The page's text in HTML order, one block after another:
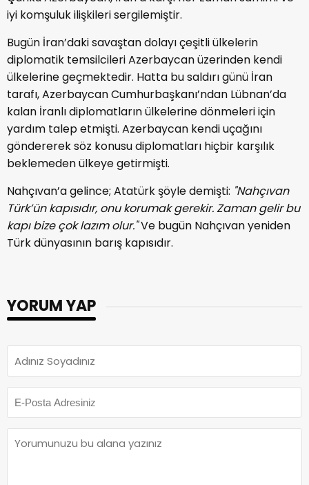
iyi komşuluk ilişkileri sergilemiştir.
Bugün İran’daki savaştan dolayı çeşitli ülkelerin
diplomatik temsilcileri Azerbaycan üzerinden kendi
ülkelerine geçmektedir. Hatta bu saldırı günü İran
tarafı, Azerbaycan Cumhurbaşkanı’ndan Lübnan’da
kalan İranlı diplomatların ülkelerine dönmeleri için
yardım talep etmişti. Azerbaycan kendi uçağını
göndererek söz konusu diplomatları hiçbir karşılık
beklemeden ülkeye getirmişti.
Nahçıvan’a gelince; Atatürk şöyle demişti: "Nahçıvan
Türk’ün kapısıdır, onu korumak gerekir. Zaman gelir bu
kapı bize çok lazım olur."Ve bugün Nahçıvan yeniden
Türk dünyasının barış kapısıdır.
YORUM YAP